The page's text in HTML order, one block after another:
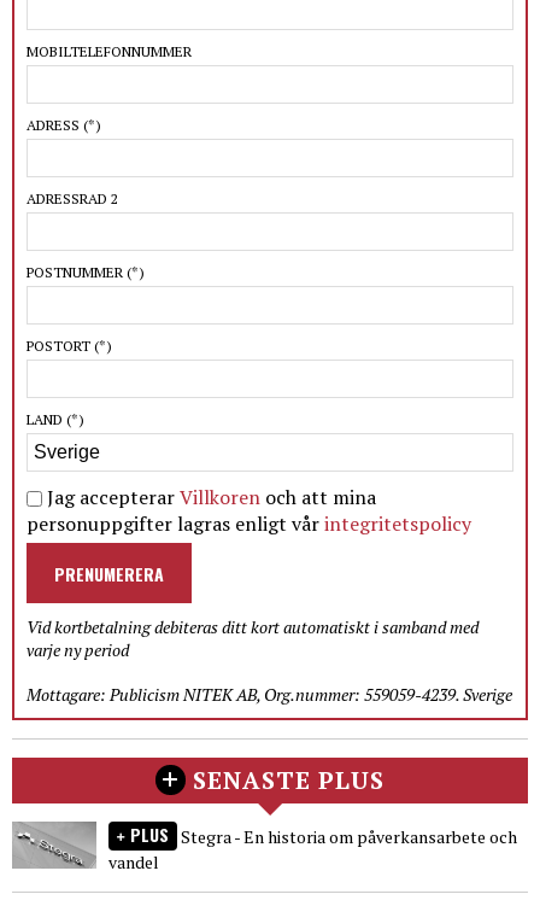
MOBILTELEFONNUMMER
ADRESS (*)
ADRESSRAD 2
POSTNUMMER (*)
POSTORT (*)
LAND (*)
Jag accepterarVillkoren och att mina
personuppgifter lagras enligt vårintegritetspolicy
PRENUMERERA
Vid kortbetalning debiteras ditt kort automatiskt i samband med
varje ny period
Mottagare: Publicism NITEK AB, Org.nummer: 559059-4239. Sverige
SENASTE PLUS
PLUS Stegra - En historia om påverkansarbete och
vandel